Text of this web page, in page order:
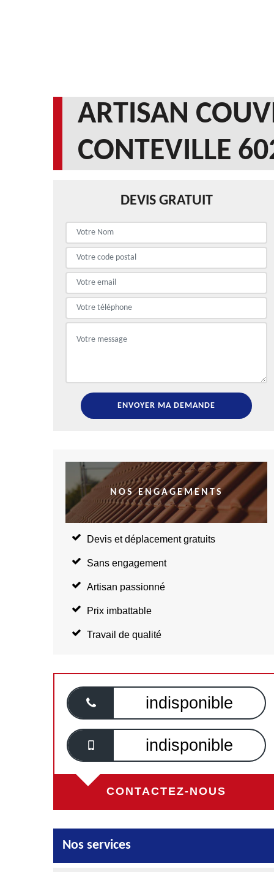
ARTISAN
CONTEVILLE
DEVIS GRATUIT
NOS ENGAGEMENTS
Devis et déplacement gratuits
Sans engagement
Artisan passionné
Prix imbattable
Travail de qualité
indisponible
indisponible
CONTACTEZ-NOUS
Nos services